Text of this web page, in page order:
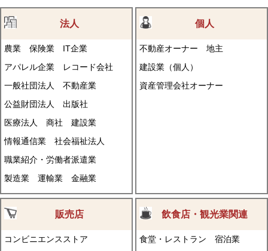
法人
農業 保険業
IT企業
アパレル企業
レコード会社
一般社団法人
不動産業
公益財団法人
出版社
医療法人
商社
建設業
情報通信業
社会福祉法人
職業紹介・労働者派遣業
製造業
運輸業 金融業
個人
不動産オーナー
地主
建設業（個人）
資産管理会社オーナー
販売店
コンビニエンスストア
飲食店・観光業関連
食堂・レストラン 宿泊業